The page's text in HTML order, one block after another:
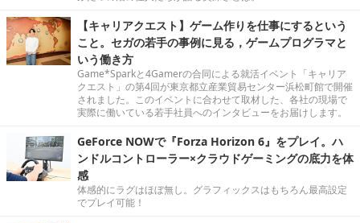
【キャリアクエスト】ゲーム作りを仕事にするという
こと。セガの若手の事例に見る，ゲームプログラマと
いう働き方
Game*Sparkと4Gamerの合同による就活イベント「キャリア
クエスト」の第4回が東京都立産業貿易センター浜松町館で開催
されました。このイベントに合わせて取材した、各社の現場で
実際に働いている若手社員へのインタビューをお届けします。
GeForce NOWで『Forza Horizon 6』をプレイ。ハ
ンドルコントローラー×クラウドゲーミングの底力を体
感
体感的にラグはほぼ無し。グラフィックスはもちろん最高設定
でプレイ可能！